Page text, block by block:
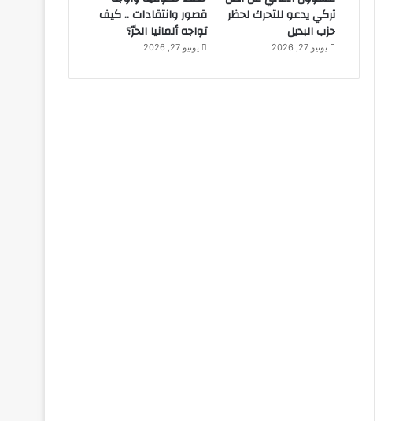
تركي يدعو للتحرك لحظر
حزب البديل
يونيو 27, 2026
قصور وانتقادات .. كيف
تواجه ألمانيا الحرّ؟
يونيو 27, 2026